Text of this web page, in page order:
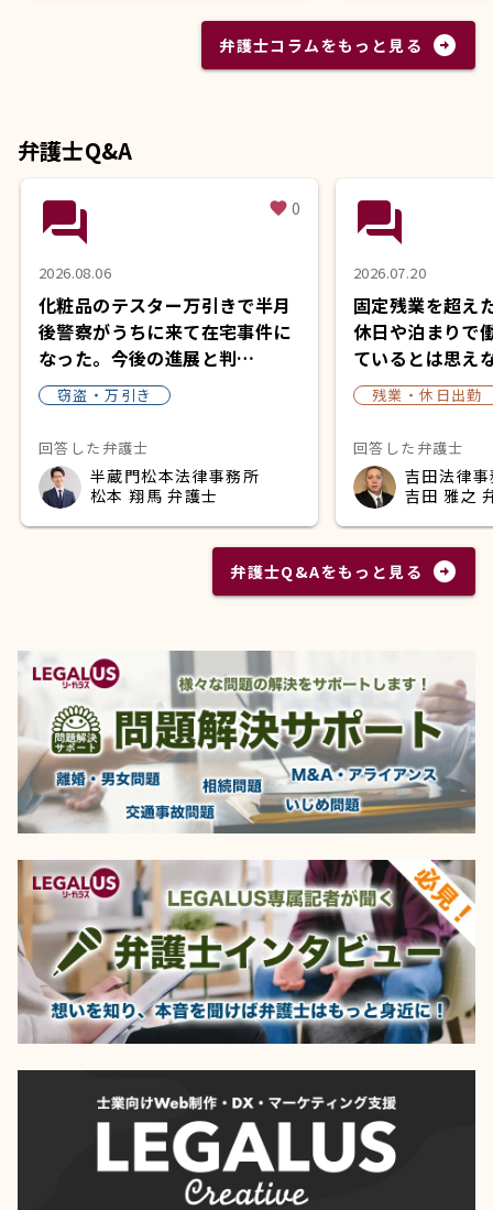
弁護士コラムをもっと見る arrow_circle_right
弁護士Q&A
question_answer favorite 0
2026.08.06
化粧品のテスター万引きで半月
後警察がうちに来て在宅事件に
なった。今後の進展と判…
窃盗・万引き
回答した弁護士
半蔵門松本法律事務所
松本 翔馬 弁護士
question_answer
2026.07.20
固定残業を超え
休日や泊まりで
ているとは思え
残業・休日出勤
回答した弁護士
吉田法律
吉田 雅之
弁護士Q&Aをもっと見る arrow_circle_right